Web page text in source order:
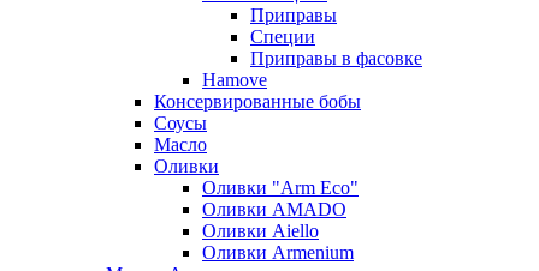
Приправы
Специи
Приправы в фасовке
Hamove
Консервированные бобы
Соусы
Масло
Оливки
Оливки "Arm Eco"
Оливки AMADO
Оливки Aiello
Оливки Armenium